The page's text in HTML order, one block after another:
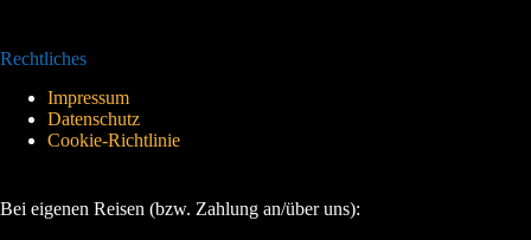
Rechtliches
Impressum
Datenschutz
Cookie-Richtlinie
Bei eigenen Reisen (bzw. Zahlung an/über uns):